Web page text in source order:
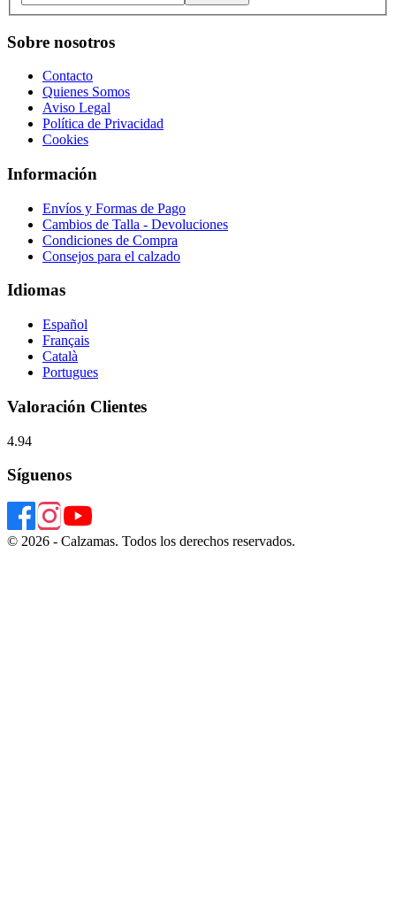
Sobre nosotros
Contacto
Quienes Somos
Aviso Legal
Política de Privacidad
Cookies
Información
Envíos y Formas de Pago
Cambios de Talla - Devoluciones
Condiciones de Compra
Consejos para el calzado
Idiomas
Español
Français
Català
Portugues
Valoración Clientes
4.94
Síguenos
© 2026 - Calzamas. Todos los derechos reservados.